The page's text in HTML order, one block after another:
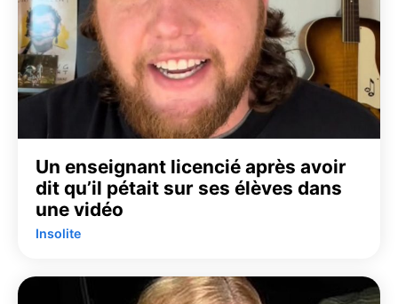
Un enseignant licencié après avoir
dit qu’il pétait sur ses élèves dans
une vidéo
Insolite